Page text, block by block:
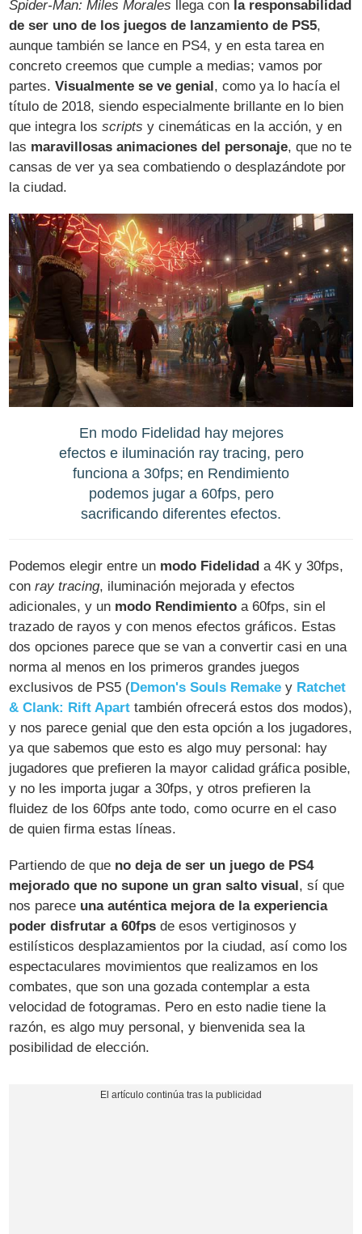
Spider-Man: Miles Morales llega con la responsabilidad
de ser uno de los juegos de lanzamiento de PS5,
aunque también se lance en PS4, y en esta tarea en
concreto creemos que cumple a medias; vamos por
partes.Visualmente se ve genial , como ya lo hacía el
título de 2018, siendo especialmente brillante en lo bien
que integra losscripts y cinemáticas en la acción, y en
las maravillosas animaciones del personaje, que no te
cansas de ver ya sea combatiendo o desplazándote por
la ciudad.
En modo Fidelidad hay mejores
efectos e iluminación ray tracing, pero
funciona a 30fps; en Rendimiento
podemos jugar a 60fps, pero
sacrificando diferentes efectos.
Podemos elegir entre un modo Fidelidad a 4K y 30fps,
conray tracing, iluminación mejorada y efectos
adicionales, y un modo Rendimiento a 60fps, sin el
trazado de rayos y con menos efectos gráficos. Estas
dos opciones parece que se van a convertir casi en una
norma al menos en los primeros grandes juegos
exclusivos de PS5 (Demon's Souls Remake y Ratchet
& Clank: Rift Apart también ofrecerá estos dos modos),
y nos parece genial que den esta opción a los jugadores,
ya que sabemos que esto es algo muy personal: hay
jugadores que prefieren la mayor calidad gráfica posible,
y no les importa jugar a 30fps, y otros prefieren la
fluidez de los 60fps ante todo, como ocurre en el caso
de quien firma estas líneas.
Partiendo de que no deja de ser un juego de PS4
mejorado que no supone un gran salto visual, sí que
nos parece una auténtica mejora de la experiencia
poder disfrutar a 60fps de esos vertiginosos y
estilísticos desplazamientos por la ciudad, así como los
espectaculares movimientos que realizamos en los
combates, que son una gozada contemplar a esta
velocidad de fotogramas. Pero en esto nadie tiene la
razón, es algo muy personal, y bienvenida sea la
posibilidad de elección.